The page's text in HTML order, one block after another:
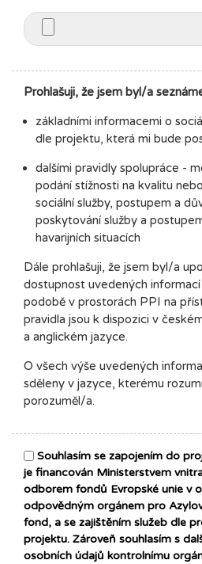
Prohlašuji, že jsem byl/a
základními informacemi o
dle projektu, která mi bude
dalšími pravidly spolupráce -
podání stížnosti na kvalitu
sociální služby, postupem a
poskytování služby a
havarijních situacích
Dále prohlašuji, že jsem byl/a
dostupnost uvedených
podobě v prostorách PPI na
pravidla jsou k dispozici v
a anglickém jazyce.
O všech výše uvedených
sděleny v jazyce, kterému
porozuměl/a.
Souhlasím se zapojením do
je financován Ministerstvem
odborem fondů Evropské unie v
odpovědným orgánem pro
fond, a se zajištěním služeb dle
projektu. Zároveň souhlasím s
osobních údajů kontrolnímu